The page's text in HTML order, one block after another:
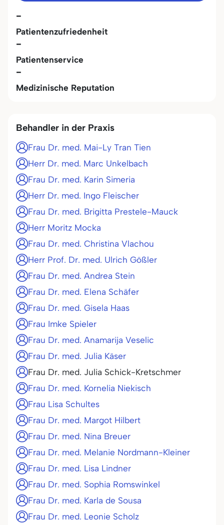
-
Patientenzufriedenheit
-
Patientenservice
-
Medizinische Reputation
Behandler in der Praxis
Frau Dr. med. Mai-Ly Tran Tien
Herr Dr. med. Marc Unkelbach
Frau Dr. med. Karin Simeria
Herr Dr. med. Ingo Fleischer
Frau Dr. med. Brigitta Prestele-Mauck
Herr Moritz Mocka
Frau Dr. med. Christina Vlachou
Herr Prof. Dr. med. Ulrich Gößler
Frau Dr. med. Andrea Stein
Frau Dr. med. Elena Schäfer
Frau Dr. med. Gisela Haas
Frau Imke Spieler
Frau Dr. med. Anamarija Veselic
Frau Dr. med. Julia Käser
Frau Dr. med. Julia Schick-Kretschmer
Frau Dr. med. Kornelia Niekisch
Frau Lisa Schultes
Frau Dr. med. Margot Hilbert
Frau Dr. med. Nina Breuer
Frau Dr. med. Melanie Nordmann-Kleiner
Frau Dr. med. Lisa Lindner
Frau Dr. med. Sophia Romswinkel
Frau Dr. med. Karla de Sousa
Frau Dr. med. Leonie Scholz